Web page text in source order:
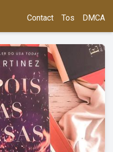
Contact Tos DMCA